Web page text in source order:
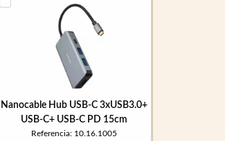
Nanocable Hub USB-C 3xUSB3.0+
USB-C+ USB-C PD 15cm
Referencia: 10.16.1005